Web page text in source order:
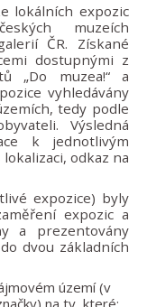
lokálních expozic
muzeích
ČR. Získané
dostupnými z
„Do muzea!“ a
vyhledávány
tedy podle
Výsledná
k jednotlivým
odkaz na
expozice) byly
expozic a
a prezentovány
dvou základních
území (v
na ty, které: